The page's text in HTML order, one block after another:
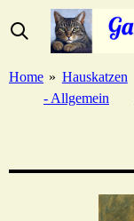
Hauptinhalt
Home » Hauskatzen
- Allgemein